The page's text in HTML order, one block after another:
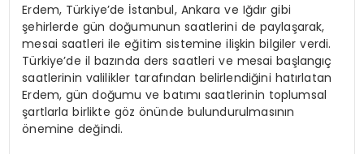
Erdem, Türkiye’de İstanbul, Ankara ve Iğdır gibi
şehirlerde gün doğumunun saatlerini de paylaşarak,
mesai saatleri ile eğitim sistemine ilişkin bilgiler verdi.
Türkiye’de il bazında ders saatleri ve mesai başlangıç
saatlerinin valilikler tarafından belirlendiğini hatırlatan
Erdem, gün doğumu ve batımı saatlerinin toplumsal
şartlarla birlikte göz önünde bulundurulmasının
önemine değindi.